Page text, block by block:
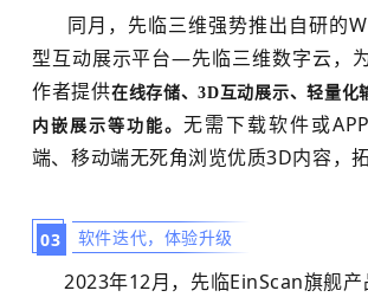
同月，先临三维强势推出自研的
型互动展示平台—先临三维数字云，
作者提供在线存储、3D互动展示、轻量化
内嵌展示等功能。无需下载软件或
端、移动端无死角浏览优质3D内容，
03 软件迭代，体验升级
2023年12月，先临EinScan旗舰产